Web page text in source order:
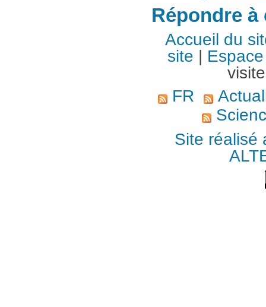
Répondre
Accueil du
site |
FR
Site réalisé